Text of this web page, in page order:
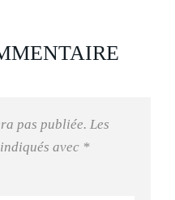
pas publiée. Les
avec *